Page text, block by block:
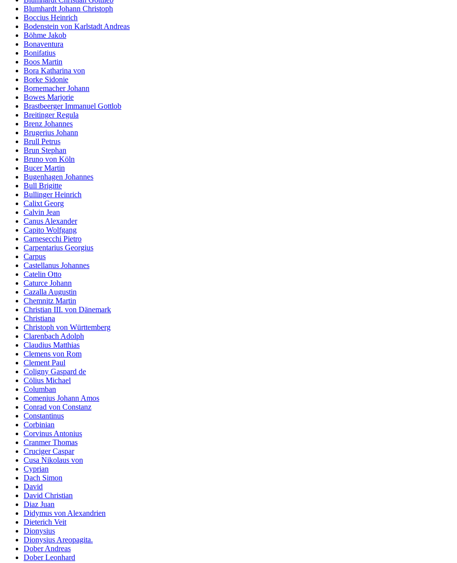
Blumhardt Johann Christoph
Boccius Heinrich
Bodenstein von Karlstadt Andreas
Böhme Jakob
Bonaventura
Bonifatius
Boos Martin
Bora Katharina von
Borke Sidonie
Bornemacher Johann
Bowes Marjorie
Brastbeerger Immanuel Gottlob
Breitinger Regula
Brenz Johannes
Brugerius Johann
Brull Petrus
Brun Stephan
Bruno von Köln
Bucer Martin
Bugenhagen Johannes
Bull Brigitte
Bullinger Heinrich
Calixt Georg
Calvin Jean
Canus Alexander
Capito Wolfgang
Carnesecchi Pietro
Carpentarius Georgius
Carpus
Castellanus Johannes
Catelin Otto
Caturce Johann
Cazalla Augustin
Chemnitz Martin
Christian III. von Dänemark
Christiana
Christoph von Württemberg
Clarenbach Adolph
Claudius Matthias
Clemens von Rom
Clement Paul
Coligny Gaspard de
Cölius Michael
Columban
Comenius Johann Amos
Conrad von Constanz
Constantinus
Corbinian
Corvinus Antonius
Cranmer Thomas
Cruciger Caspar
Cusa Nikolaus von
Cyprian
Dach Simon
David
David Christian
Diaz Juan
Didymus von Alexandrien
Dieterich Veit
Dionysius
Dionysius Areopagita.
Dober Andreas
Dober Leonhard